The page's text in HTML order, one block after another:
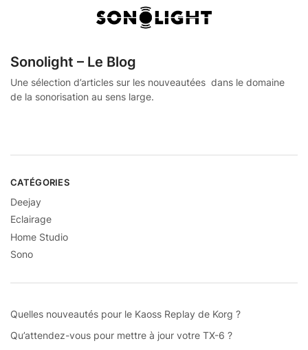
Sonolight – Le Blog
Une sélection d’articles sur les nouveautées dans le domaine
de la sonorisation au sens large.
CATÉGORIES
Deejay
Eclairage
Home Studio
Sono
Quelles nouveautés pour le Kaoss Replay de Korg ?
Qu’attendez-vous pour mettre à jour votre TX-6 ?